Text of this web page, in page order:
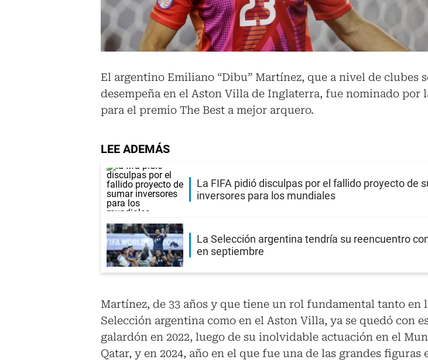
El argentino Emiliano “Dibu” Martínez, que a nivel de clubes
desempeña en el Aston Villa de Inglaterra, fue nominado por
para el premio The Best a mejor arquero.
LEE ADEMÁS
La FIFA pidió disculpas por el fallido proyecto de
inversores para los mundiales
La Selección argentina tendría su reencuentro
en septiembre
Martínez, de 33 años y que tiene un rol fundamental tanto en
Selección argentina como en el Aston Villa, ya se quedó con
galardón en 2022, luego de su inolvidable actuación en el
Qatar, y en 2024, año en el que fue una de las grandes figuras